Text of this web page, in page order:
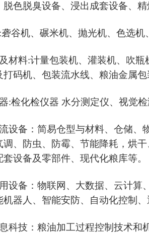
脱色脱臭设备、浸出成套设备、
:砻谷机、碾米机、抛光机、色选
材料:计量包装机、灌装机、吹
打码机、包装流水线、粮油金属
:检化检仪器 水分测定仪、视觉
设备 ： 简易仓型与材料、 仓储、
调、防虫、防霉、节能降耗 ， 烘干
套设备及零部件、 现代化粮库等。
设备 ： 物联网、大数据、云计算
器人、智能安防、自动化控制 、
科技 ： 粮油加工过程控制技术和